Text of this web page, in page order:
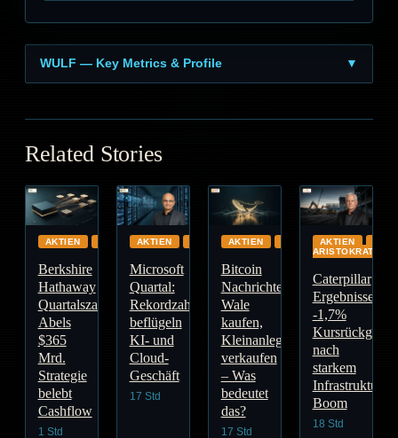
WULF — Key Metrics & Profile ▼
Related Stories
AKTIEN AUTOMOTIVE
Berkshire
Hathaway
Quartalszahlen:
Abels
$365
Mrd.
Strategie
belebt
Cashflow
1 Std
AKTIEN
Microsoft
Quartal:
Rekordzahlen
beflügeln
KI- und
Cloud-
Geschäft
17 Std
AKTIEN GLOBAL
Bitcoin
Nachrichten:
Wale
kaufen,
Kleinanleger
verkaufen
– Was
bedeutet
das?
17 Std
AKTIEN
ARISTOKRATEN
Caterpillar
Ergebnisse:
-1,7%
Kursrückgang
nach
starkem
Infrastruktur-
Boom
18 Std